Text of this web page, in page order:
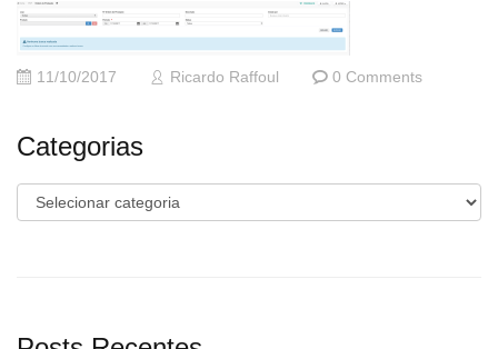
11/10/2017 Ricardo Raffoul 0 Comments
Categorias
Categorias